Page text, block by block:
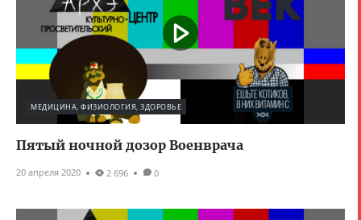
МЕДИЦИНА, ФИЗИОЛОГИЯ, ЗДОРОВЬЕ
Пятый ночной дозор Военврача
20 апреля 2020 2 696 0